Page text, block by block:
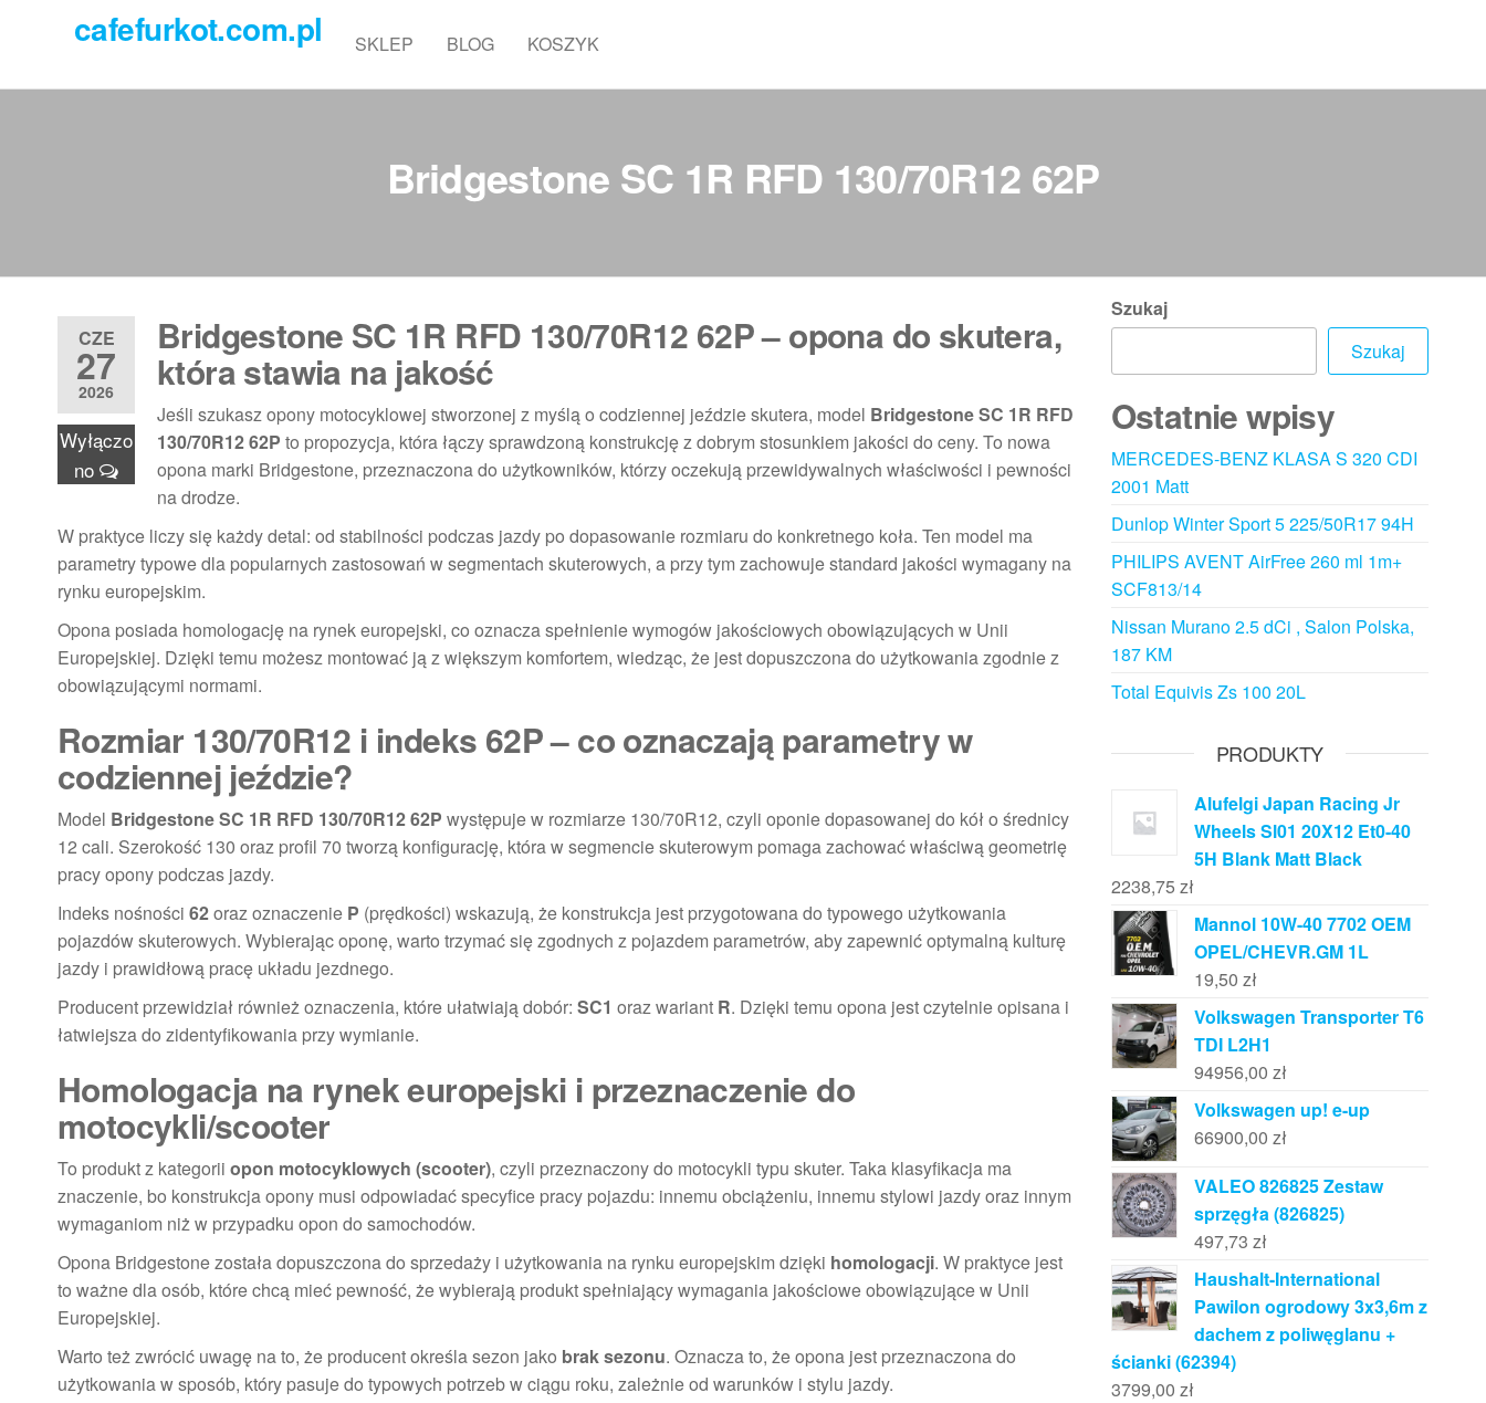
cafefurkot.com.pl SKLEP BLOG KOSZYK
Bridgestone SC 1R RFD 130/70R12 62P
CZE
27
2026
Wyłączo
no
Bridgestone SC 1R RFD 130/70R12 62P – opona do skutera,
która stawia na jakość
Jeśli szukasz opony motocyklowej stworzonej z myślą o codziennej jeździe skutera, model Bridgestone SC 1R RFD
130/70R12 62P to propozycja, która łączy sprawdzoną konstrukcję z dobrym stosunkiem jakości do ceny. To nowa
opona marki Bridgestone, przeznaczona do użytkowników, którzy oczekują przewidywalnych właściwości i pewności
na drodze.
W praktyce liczy się każdy detal: od stabilności podczas jazdy po dopasowanie rozmiaru do konkretnego koła. Ten model ma
parametry typowe dla popularnych zastosowań w segmentach skuterowych, a przy tym zachowuje standard jakości wymagany na
rynku europejskim.
Opona posiada homologację na rynek europejski, co oznacza spełnienie wymogów jakościowych obowiązujących w Unii
Europejskiej. Dzięki temu możesz montować ją z większym komfortem, wiedząc, że jest dopuszczona do użytkowania zgodnie z
obowiązującymi normami.
Rozmiar 130/70R12 i indeks 62P – co oznaczają parametry w
codziennej jeździe?
Model Bridgestone SC 1R RFD 130/70R12 62P występuje w rozmiarze 130/70R12, czyli oponie dopasowanej do kół o średnicy
12 cali. Szerokość 130 oraz profil 70 tworzą konfigurację, która w segmencie skuterowym pomaga zachować właściwą geometrię
pracy opony podczas jazdy.
Indeks nośności 62oraz oznaczenie P (prędkości) wskazują, że konstrukcja jest przygotowana do typowego użytkowania
pojazdów skuterowych. Wybierając oponę, warto trzymać się zgodnych z pojazdem parametrów, aby zapewnić optymalną kulturę
jazdy i prawidłową pracę układu jezdnego.
Producent przewidział również oznaczenia, które ułatwiają dobór: SC1 oraz wariant R. Dzięki temu opona jest czytelnie opisana i
łatwiejsza do zidentyfikowania przy wymianie.
Homologacja na rynek europejski i przeznaczenie do
motocykli/scooter
To produkt z kategorii opon motocyklowych (scooter), czyli przeznaczony do motocykli typu skuter. Taka klasyfikacja ma
znaczenie, bo konstrukcja opony musi odpowiadać specyfice pracy pojazdu: innemu obciążeniu, innemu stylowi jazdy oraz innym
wymaganiom niż w przypadku opon do samochodów.
Opona Bridgestone została dopuszczona do sprzedaży i użytkowania na rynku europejskim dzięki homologacji. W praktyce jest
to ważne dla osób, które chcą mieć pewność, że wybierają produkt spełniający wymagania jakościowe obowiązujące w Unii
Europejskiej.
Warto też zwrócić uwagę na to, że producent określa sezon jako brak sezonu. Oznacza to, że opona jest przeznaczona do
użytkowania w sposób, który pasuje do typowych potrzeb w ciągu roku, zależnie od warunków i stylu jazdy.
Szukaj
Szukaj
Ostatnie wpisy
MERCEDES-BENZ KLASA S 320 CDI
2001 Matt
Dunlop Winter Sport 5 225/50R17 94H
PHILIPS AVENT AirFree 260 ml 1m+
SCF813/14
Nissan Murano 2.5 dCi , Salon Polska,
187 KM
Total Equivis Zs 100 20L
PRODUKTY
Alufelgi Japan Racing Jr
Wheels Sl01 20X12 Et0-40
5H Blank Matt Black
2238,75 zł
Mannol 10W-40 7702 OEM
OPEL/CHEVR.GM 1L
19,50 zł
Volkswagen Transporter T6
TDI L2H1
94956,00 zł
Volkswagen up! e-up
66900,00 zł
VALEO 826825 Zestaw
sprzęgła (826825)
497,73 zł
Haushalt-International
Pawilon ogrodowy 3x3,6m z
dachem z poliwęglanu +
ścianki (62394)
3799,00 zł